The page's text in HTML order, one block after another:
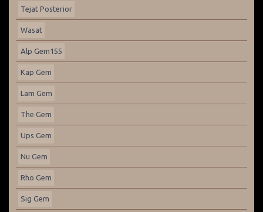
Tejat Posterior
Wasat
Alp Gem155
Kap Gem
Lam Gem
The Gem
Ups Gem
Nu Gem
Rho Gem
Sig Gem